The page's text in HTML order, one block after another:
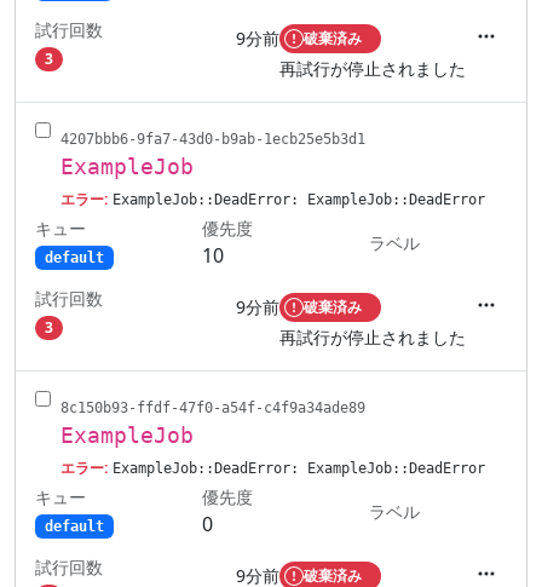
試行回数
3
9分前 破棄済み
再試行が停止されました
4207bbb6-9fa7-43d0-b9ab-1ecb25e5b3d1
ExampleJob
エラー: ExampleJob::DeadError: ExampleJob::DeadError
キュー
default
優先度
10 ラベル
試行回数
3
9分前 破棄済み
再試行が停止されました
8c150b93-ffdf-47f0-a54f-c4f9a34ade89
ExampleJob
エラー: ExampleJob::DeadError: ExampleJob::DeadError
キュー
default
優先度
0 ラベル
試行回数 9分前 破棄済み